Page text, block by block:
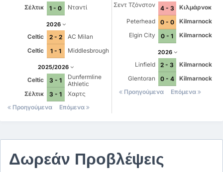
Σέλτικ 1 - 0 Νταντί
2026
Celtic 2 - 2
AC Milan
Celtic
1 - 1 Middlesbrough
2025/2026
Celtic 3 - 1
Dunfermline
Athletic
Σέλτικ
3 - 1
Χαρτς
Προηγούμενα
Επόμενα
Σεντ Τζόνστον 4 - 3
Κιλμάρνοκ
Peterhead
0 - 0
Kilmarnock
Elgin City
0 - 1 Kilmarnock
2026
Linfield 2 - 3
Kilmarnock
Glentoran
0 - 4
Kilmarnock
Προηγούμενα
Επόμενα
Δωρεάν Προβλέψεις